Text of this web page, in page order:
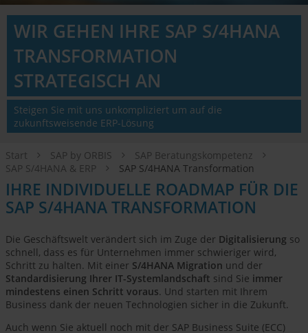
WIR GEHEN IHRE SAP S/4HANA
TRANSFORMATION
STRATEGISCH AN
Steigen Sie mit uns unkompliziert um auf die
zukunftsweisende ERP-Lösung
Start SAP by ORBIS
SAP Beratungskompetenz
SAP S/4HANA & ERP
SAP S/4HANA Transformation
IHRE INDIVIDUELLE ROADMAP FÜR DIE
SAP S/4HANA TRANSFORMATION
Die Geschäftswelt verändert sich im Zuge der Digitalisierung so
schnell, dass es für Unternehmen immer schwieriger wird,
Schritt zu halten. Mit einer S/4HANA Migration und der
Standardisierung Ihrer IT-Systemlandschaft sind Sie immer
mindestens einen Schritt voraus. Und starten mit Ihrem
Business dank der neuen Technologien sicher in die Zukunft.
Auch wenn Sie aktuell noch mit der SAP Business Suite (ECC)